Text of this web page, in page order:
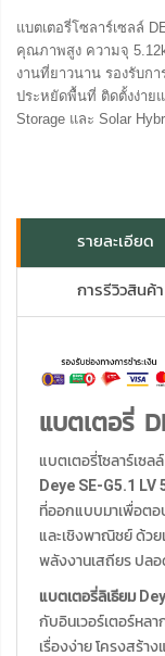
แบตเตอรี่โซลาร์เซลล์
คุณภาพสูง ความจุ
งานที่ยาวนาน รองรับก
ประหยัดพื้นที่ ติดตั้งง่าย
Storage และ Solar
รายละเอียด
การรีวิวสินค้า
แบตเตอรี่
แบตเตอรี่โซลาร์เซลล์
Deye SE-G5.1
ที่ออกแบบมาเพื่อตอ
และเชิงพาณิชย์ ด้วย
พลังงานเสถียร ปลอ
แบตเตอรี่ลิเธียม
กับอินเวอร์เตอร์หล
เรื่องง่าย โครงสร้า